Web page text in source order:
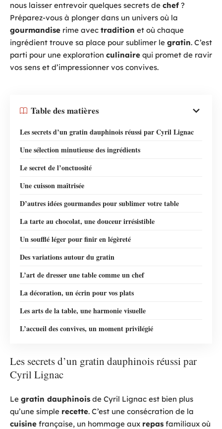
nous laisser entrevoir quelques secrets de chef ?
Préparez-vous à plonger dans un univers où la
gourmandise rime avec tradition et où chaque
ingrédient trouve sa place pour sublimer le gratin. C’est
parti pour une exploration culinaire qui promet de ravir
vos sens et d’impressionner vos convives.
Table des matières
Les secrets d’un gratin dauphinois réussi par Cyril Lignac
Une sélection minutieuse des ingrédients
Le secret de l’onctuosité
Une cuisson maîtrisée
D’autres idées gourmandes pour sublimer votre table
La tarte au chocolat, une douceur irrésistible
Un soufflé léger pour finir en légèreté
Des variations autour du gratin
L’art de dresser une table comme un chef
La décoration, un écrin pour vos plats
Les arts de la table, une harmonie visuelle
L’accueil des convives, un moment privilégié
Les secrets d’un gratin dauphinois réussi par
Cyril Lignac
Le gratin dauphinois de Cyril Lignac est bien plus
qu’une simple recette. C’est une consécration de la
cuisine française, un hommage aux repas familiaux où